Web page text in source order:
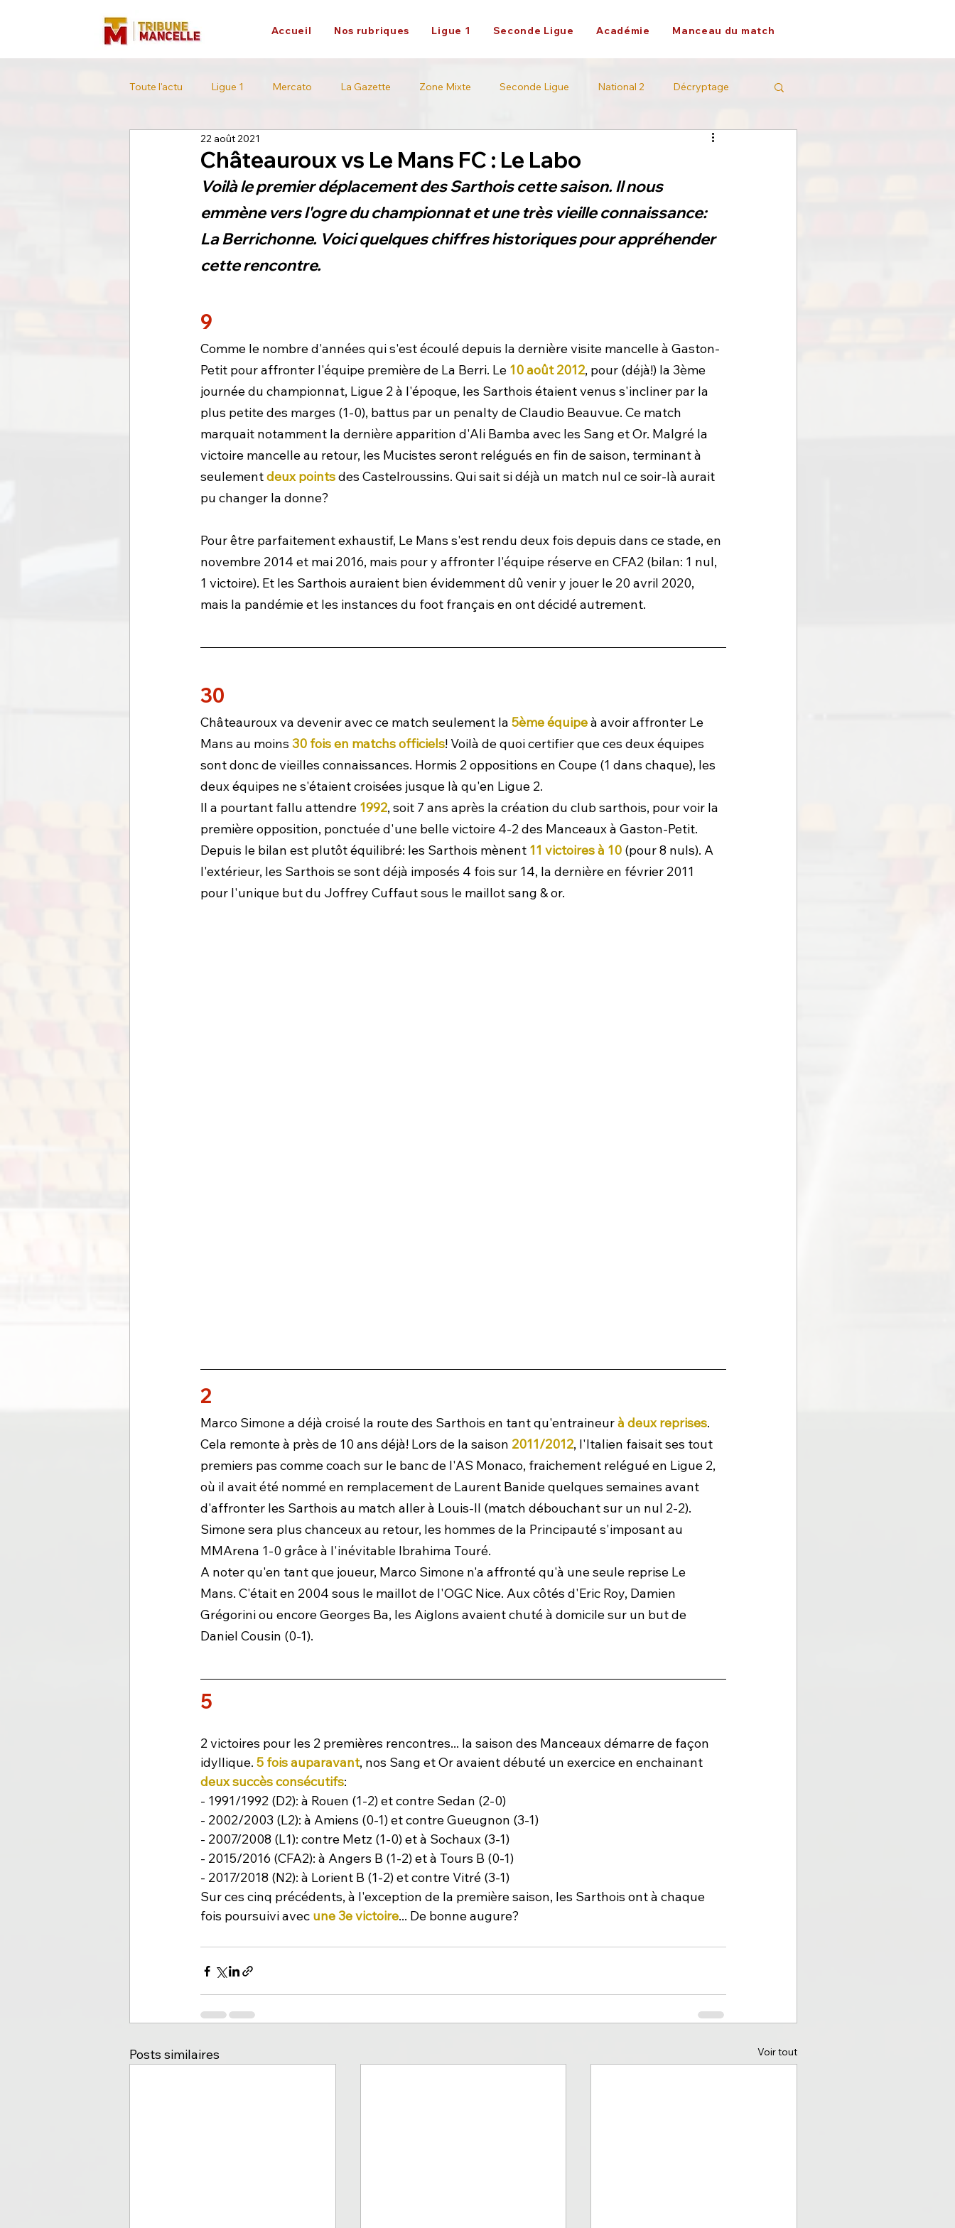
Accueil Nos rubriques Ligue 1 Seconde Ligue Académie Manceau du match
Toute l'actu Ligue 1 Mercato La Gazette Zone Mixte Seconde Ligue National 2 Décryptage
L'interview Tour de France
Châteauroux vs Le Mans FC : Le Labo
22 août 2021
Voilà le premier déplacement des Sarthois cette saison. Il nous
emmène vers l'ogre du championnat et une très vieille connaissance:
La Berrichonne. Voici quelques chiffres historiques pour appréhender
cette rencontre.
9
Comme le nombre d'années qui s'est écoulé depuis la dernière visite mancelle à Gaston-
Petit pour affronter l'équipe première de La Berri. Le 10 août 2012, pour (déjà!) la 3ème
journée du championnat, Ligue 2 à l'époque, les Sarthois étaient venus s'incliner par la
plus petite des marges (1-0), battus par un penalty de Claudio Beauvue. Ce match
marquait notamment la dernière apparition d'Ali Bamba avec les Sang et Or. Malgré la
victoire mancelle au retour, les Mucistes seront relégués en fin de saison, terminant à
seulement deux points des Castelroussins. Qui sait si déjà un match nul ce soir-là aurait
pu changer la donne?
Pour être parfaitement exhaustif, Le Mans s'est rendu deux fois depuis dans ce stade, en
novembre 2014 et mai 2016, mais pour y affronter l'équipe réserve en CFA2 (bilan: 1 nul,
1 victoire). Et les Sarthois auraient bien évidemment dû venir y jouer le 20 avril 2020,
mais la pandémie et les instances du foot français en ont décidé autrement.
30
Châteauroux va devenir avec ce match seulement la 5ème équipe à avoir affronter Le
Mans au moins 30 fois en matchs officiels! Voilà de quoi certifier que ces deux équipes
sont donc de vieilles connaissances. Hormis 2 oppositions en Coupe (1 dans chaque), les
deux équipes ne s'étaient croisées jusque là qu'en Ligue 2.
Il a pourtant fallu attendre 1992, soit 7 ans après la création du club sarthois, pour voir la
première opposition, ponctuée d'une belle victoire 4-2 des Manceaux à Gaston-Petit.
Depuis le bilan est plutôt équilibré: les Sarthois mènent 11 victoires à 10 (pour 8 nuls). A
l'extérieur, les Sarthois se sont déjà imposés 4 fois sur 14, la dernière en février 2011
pour l'unique but du Joffrey Cuffaut sous le maillot sang & or.
2
Marco Simone a déjà croisé la route des Sarthois en tant qu'entraineur à deux reprises.
Cela remonte à près de 10 ans déjà! Lors de la saison 2011/2012, l'Italien faisait ses tout
premiers pas comme coach sur le banc de l'AS Monaco, fraichement relégué en Ligue 2,
où il avait été nommé en remplacement de Laurent Banide quelques semaines avant
d'affronter les Sarthois au match aller à Louis-II (match débouchant sur un nul 2-2).
Simone sera plus chanceux au retour, les hommes de la Principauté s'imposant au
MMArena 1-0 grâce à l'inévitable Ibrahima Touré.
A noter qu'en tant que joueur, Marco Simone n'a affronté qu'à une seule reprise Le
Mans. C'était en 2004 sous le maillot de l'OGC Nice. Aux côtés d'Eric Roy, Damien
Grégorini ou encore Georges Ba, les Aiglons avaient chuté à domicile sur un but de
Daniel Cousin (0-1).
5
2 victoires pour les 2 premières rencontres... la saison des Manceaux démarre de façon
idyllique. 5 fois auparavant, nos Sang et Or avaient débuté un exercice en enchainant
deux succès consécutifs:
- 1991/1992 (D2): à Rouen (1-2) et contre Sedan (2-0)
- 2002/2003 (L2): à Amiens (0-1) et contre Gueugnon (3-1)
- 2007/2008 (L1): contre Metz (1-0) et à Sochaux (3-1)
- 2015/2016 (CFA2): à Angers B (1-2) et à Tours B (0-1)
- 2017/2018 (N2): à Lorient B (1-2) et contre Vitré (3-1)
Sur ces cinq précédents, à l'exception de la première saison, les Sarthois ont à chaque
fois poursuivi avec une 3e victoire... De bonne augure?
Posts similaires Voir tout